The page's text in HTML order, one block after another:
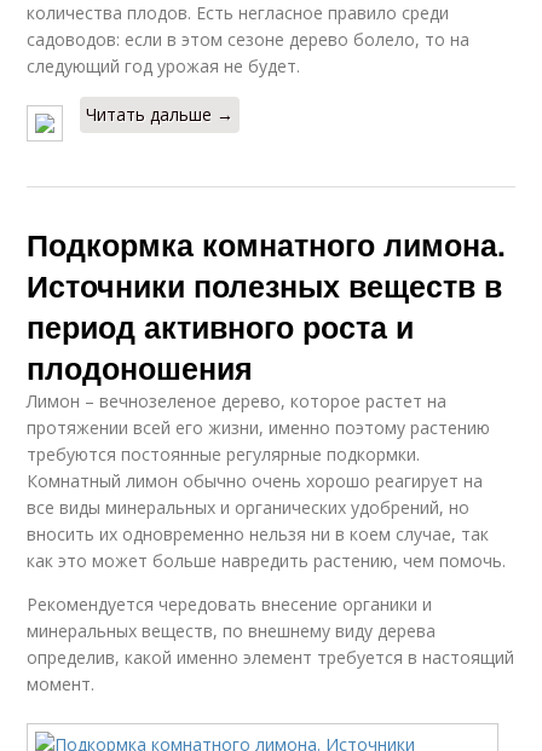
количества плодов. Есть негласное правило среди
садоводов: если в этом сезоне дерево болело, то на
следующий год урожая не будет.
Читать дальше →
Подкормка комнатного лимона.
Источники полезных веществ в
период активного роста и
плодоношения
Лимон – вечнозеленое дерево, которое растет на
протяжении всей его жизни, именно поэтому растению
требуются постоянные регулярные подкормки.
Комнатный лимон обычно очень хорошо реагирует на
все виды минеральных и органических удобрений, но
вносить их одновременно нельзя ни в коем случае, так
как это может больше навредить растению, чем помочь.
Рекомендуется чередовать внесение органики и
минеральных веществ, по внешнему виду дерева
определив, какой именно элемент требуется в настоящий
момент.